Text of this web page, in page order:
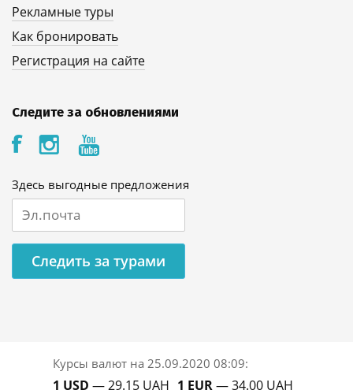
Рекламные туры
Как бронировать
Регистрация на сайте
Следите за обновлениями
Здесь выгодные предложения
Следить за турами
Курсы валют на 25.09.2020 08:09:
1 USD — 29.15 UAH 1 EUR— 34.00 UAH